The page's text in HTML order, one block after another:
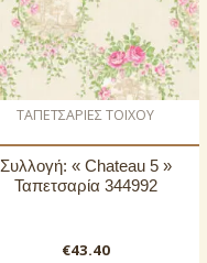
ΤΑΠΕΤΣΑΡΙΕΣ ΤΟΙΧΟΥ
Συλλογή: « Chateau 5 »
Ταπετσαρία 344992
€43.40